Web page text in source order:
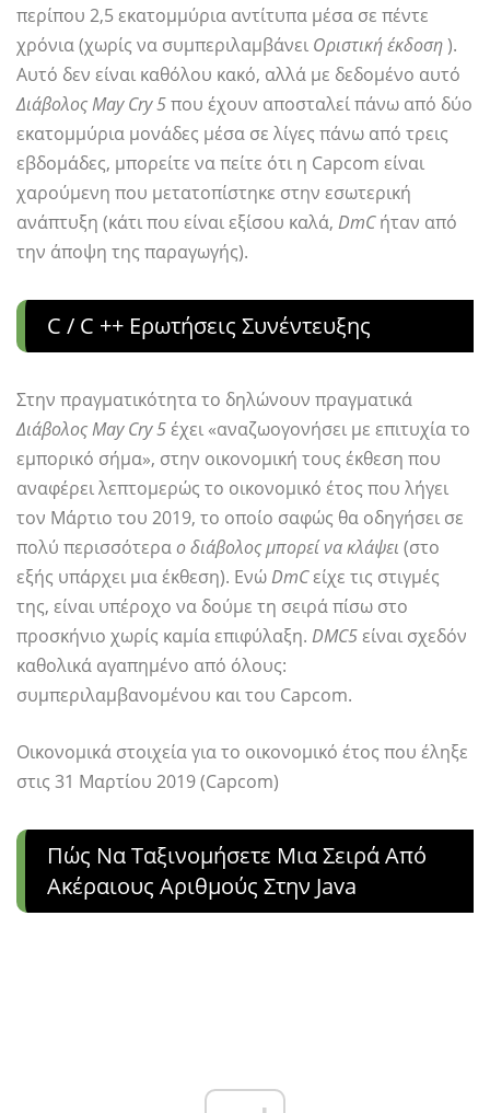
περίπου 2,5 εκατομμύρια αντίτυπα μέσα σε πέντε
χρόνια (χωρίς να συμπεριλαμβάνει Οριστική έκδοση).
Αυτό δεν είναι καθόλου κακό, αλλά με δεδομένο αυτό
Διάβολος May Cry 5που έχουν αποσταλεί πάνω από δύο
εκατομμύρια μονάδες μέσα σε λίγες πάνω από τρεις
εβδομάδες, μπορείτε να πείτε ότι η Capcom είναι
χαρούμενη που μετατοπίστηκε στην εσωτερική
ανάπτυξη (κάτι που είναι εξίσου καλά, DmCήταν από
την άποψη της παραγωγής).
C / C ++ Ερωτήσεις Συνέντευξης
Στην πραγματικότητα το δηλώνουν πραγματικά
Διάβολος May Cry 5έχει «αναζωογονήσει με επιτυχία το
εμπορικό σήμα», στην οικονομική τους έκθεση που
αναφέρει λεπτομερώς το οικονομικό έτος που λήγει
τον Μάρτιο του 2019, το οποίο σαφώς θα οδηγήσει σε
πολύ περισσότεραο διάβολος μπορεί να κλάψει (στο
εξής υπάρχει μια έκθεση). ΕνώDmCείχε τις στιγμές
της, είναι υπέροχο να δούμε τη σειρά πίσω στο
προσκήνιο χωρίς καμία επιφύλαξη. DMC5είναι σχεδόν
καθολικά αγαπημένο από όλους:
συμπεριλαμβανομένου και του Capcom.
Οικονομικά στοιχεία για το οικονομικό έτος που έληξε
στις 31 Μαρτίου 2019 (Capcom)
Πώς Να Ταξινομήσετε Μια Σειρά Από
Ακέραιους Αριθμούς Στην Java